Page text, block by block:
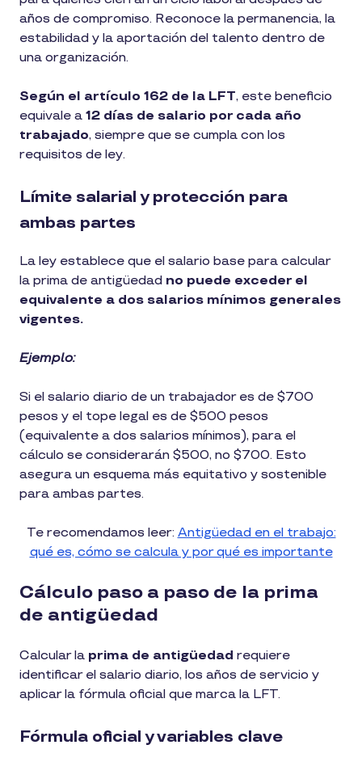
años de compromiso. Reconoce la permanencia, la
estabilidad y la aportación del talento dentro de
una organización.
Según el artículo 162 de la LFT, este beneficio
equivale a 12 días de salario por cada año
trabajado, siempre que se cumpla con los
requisitos de ley.
Límite salarial y protección para
ambas partes
La ley establece que el salario base para calcular
la prima de antigüedad no puede exceder el
equivalente a dos salarios mínimos generales
vigentes.
Ejemplo:
Si el salario diario de un trabajador es de $700
pesos y el tope legal es de $500 pesos
(equivalente a dos salarios mínimos), para el
cálculo se considerarán $500, no $700. Esto
asegura un esquema más equitativo y sostenible
para ambas partes.
Te recomendamos leer: Antigüedad en el trabajo:
qué es, cómo se calcula y por qué es importante
Cálculo paso a paso de la prima
de antigüedad
Calcular la prima de antigüedad requiere
identificar el salario diario, los años de servicio y
aplicar la fórmula oficial que marca la LFT.
Fórmula oficial y variables clave